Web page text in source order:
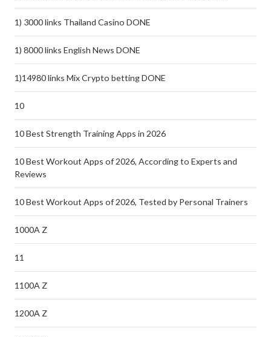
1) 3000 links Thailand Casino DONE
1) 8000 links English News DONE
1)14980 links Mix Crypto betting DONE
10
10 Best Strength Training Apps in 2026
10 Best Workout Apps of 2026, According to Experts and
Reviews
10 Best Workout Apps of 2026, Tested by Personal Trainers
1000A Z
11
1100A Z
1200A Z